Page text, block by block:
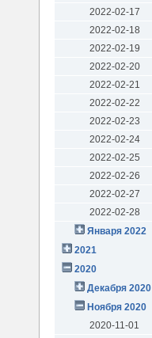
2022-02-17
2022-02-18
2022-02-19
2022-02-20
2022-02-21
2022-02-22
2022-02-23
2022-02-24
2022-02-25
2022-02-26
2022-02-27
2022-02-28
Января 2022
2021
2020
Декабря 2020
Ноября 2020
2020-11-01